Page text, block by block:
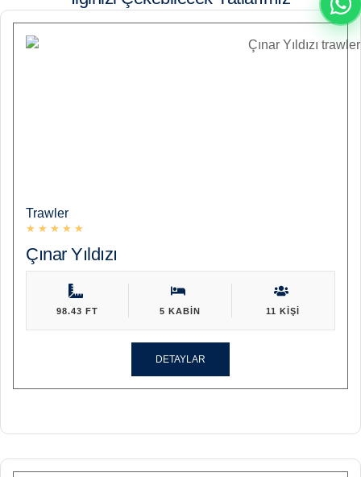
Trawler
★ ★ ★ ★ ★
Çınar Yıldızı
98.43 FT 5 KABIN 11 KIŞI
DETAYLAR